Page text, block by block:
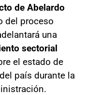
de Abelardo
del proceso
una
sectorial
el estado de
país durante la